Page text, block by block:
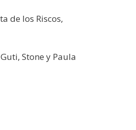
de los Riscos,
Stone y Paula